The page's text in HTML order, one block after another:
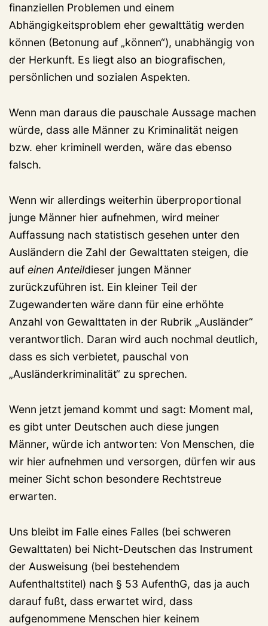
finanziellen Problemen und einem
Abhängigkeitsproblem eher gewalttätig werden
können (Betonung auf „können“), unabhängig von
der Herkunft. Es liegt also an biografischen,
persönlichen und sozialen Aspekten.
Wenn man daraus die pauschale Aussage machen
würde, dass alle Männer zu Kriminalität neigen
bzw. eher kriminell werden, wäre das ebenso
falsch.
Wenn wir allerdings weiterhin überproportional
junge Männer hier aufnehmen, wird meiner
Auffassung nach statistisch gesehen unter den
Ausländern die Zahl der Gewalttaten steigen, die
auf einen Anteildieser jungen Männer
zurückzuführen ist. Ein kleiner Teil der
Zugewanderten wäre dann für eine erhöhte
Anzahl von Gewalttaten in der Rubrik „Ausländer“
verantwortlich. Daran wird auch nochmal deutlich,
dass es sich verbietet, pauschal von
„Ausländerkriminalität“ zu sprechen.
Wenn jetzt jemand kommt und sagt: Moment mal,
es gibt unter Deutschen auch diese jungen
Männer, würde ich antworten: Von Menschen, die
wir hier aufnehmen und versorgen, dürfen wir aus
meiner Sicht schon besondere Rechtstreue
erwarten.
Uns bleibt im Falle eines Falles (bei schweren
Gewalttaten) bei Nicht-Deutschen das Instrument
der Ausweisung (bei bestehendem
Aufenthaltstitel) nach § 53 AufenthG, das ja auch
darauf fußt, dass erwartet wird, dass
aufgenommene Menschen hier keinem